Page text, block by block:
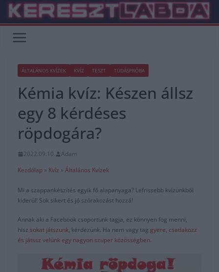
Skip
content
ÁLTALÁNOS KVÍZEK KVÍZ TESZT TUDÁSPRÓBA
Kémia kvíz: Készen állsz
egy 8 kérdéses
röpdogára?
2022.09.10.
Adam
Kezdőlap » Kvíz » Általános Kvízek
Mi a szappankészítés egyik fő alapanyaga? Lefrissebb kvízünkből
kiderül! Sok sikert és jó szórakozást hozzá!
Annak aki a Facebook csoportunk tagja, ez könnyen fog menni,
hisz sokat játszunk, kérdezünk. Ha nem vagy tag gyere, csatlakozz
és játssz velünk egy nagyon szuper közösségben.